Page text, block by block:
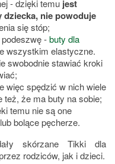
- dzięki temu jest
nie powoduje
się stóp;
-buty dla
wszystkim elastyczne.
swobodnie stawiać kroki
więc spędzić w nich wiele
też, że ma buty na sobie;
temu nie są one
bolące pęcherze.
skórzane Tikki dla
rodziców, jak i dzieci.